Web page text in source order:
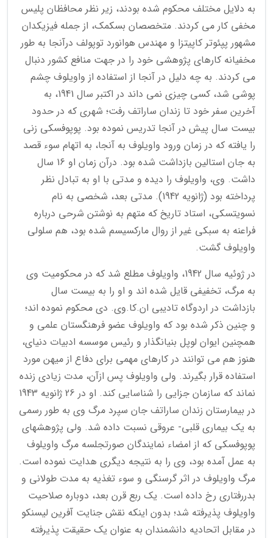
به دلایل مختلف محکوم شده بودند، زیر نظر محافظان پلیس
مخفی کار می کردند. متخصصان بسکمک، از جمله فیزیکدان
مشهور پپئوتر کاپیتزا و مهندس هوانورد توپولف درآنجا به طور
مخفیانه کارهای پژوهشی خود را در جهت منافع کشور دنبال
می کردند. به چه دلیل در آنجا از استفاده از واویلوف چشم
پوشی شد، کسی چیزی نمی داند در اکتبر سال 1941، به
آخرین سفر خود تا زندان ساراتف رفت؛ شهری که در حدود
بیست سال پیش در آنجا تدریس نموده بود. پوپوفسکی زنی
را یافته که در زمان ورود واویلوف به آنجا، به اتهام سوء قصد
به جان استالین بازداشت شده بود. درآن زمان او 16 سال
داشت. وی، واویلوف را دیده و مدتی با او به تبادل نظر
پرداخته بود (ژانویه 1942). مدتی بعد، شخصی به نام
نسویتسکی، استاد تاریخ که متهم به نوشتن شرحی درباره
فراعنه به سبکی غیر از روال مارکسیسم شده بود، هم سلولی
واویلوف گشت.
در ژوئیه سال 1942، واویلوف مطلع شد که در محکومیت وی
به مرگ، تخفیفی قایل شده اند و او را به بیست سال
بازداشت در اردوگاه تادیبی ان.کا.وی. دی محکوم نموده اند؛
و چنین ذکر شده بود که واویلوف عضو فرهنگستان علمی و
همچنین ایوان لوپل بنیانگذار و رئیس موسسه ادبیات دنیای،
هنوز هم می توانند در کارهای مهمی برای دفاع از میهن مورد
استفاده قرار بگیرند. ولی واویلوف پس ازآن، مدت زیادی زنده
نماند که سازمان جزایی را شناسایی کند. او در 26 ژانویه 1943
در بیمارستان زندان ساراتف جان سپرد مرگ وی به طور رسمی
به یک بیماری قلبی- عروقی نسبت داده شد. ولی پژوهشهای
پوپوفسکی که از امضاء نمایندگان صورتجلسه مرگ واویلوف
به عمل آمده بود، وی را به نتیجه دیگری هدایت نموده است.
مرگ واویلوف در اثر گرسنگی و سوء تغذیه به مدت طولانی و
بدررفتاری رخ داده است. یک ربع قرن بعد، دوباره صلاحیت
واویلوف پذیرفته شد؛ بدون اینکه نقش جنایت آفرین لیسنکو
در مقابل اتحادیه دانشمندان به عنوان یک حقیقت پذیرفته